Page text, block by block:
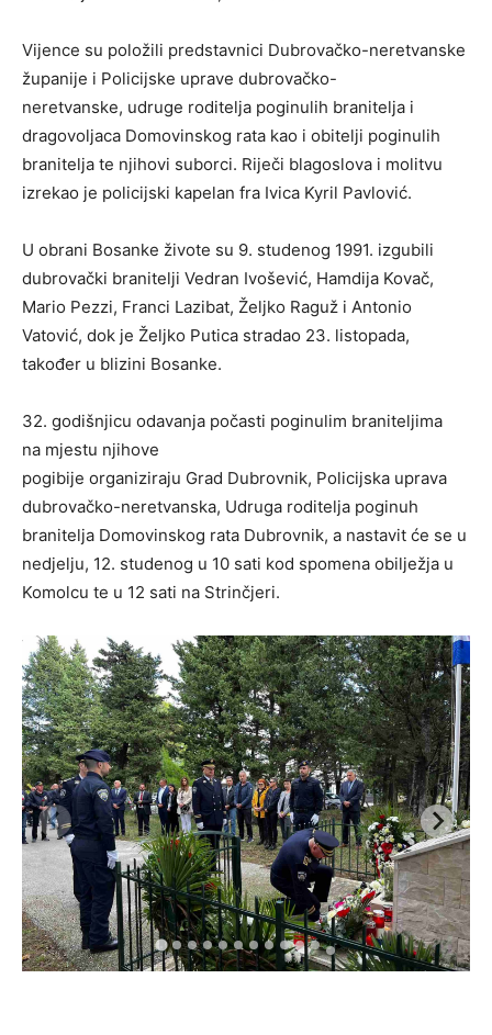
Vijence su položili predstavnici Dubrovačko-neretvanske
županije i Policijske uprave dubrovačko-
neretvanske, udruge roditelja poginulih branitelja i
dragovoljaca Domovinskog rata kao i obitelji poginulih
branitelja te njihovi suborci. Riječi blagoslova i molitvu
izrekao je policijski kapelan fra Ivica Kyril Pavlović.
U obrani Bosanke živote su 9. studenog 1991. izgubili
dubrovački branitelji Vedran Ivošević, Hamdija Kovač,
Mario Pezzi, Franci Lazibat, Željko Raguž i Antonio
Vatović, dok je Željko Putica stradao 23. listopada,
također u blizini Bosanke.
32. godišnjicu odavanja počasti poginulim braniteljima
na mjestu njihove
pogibije organiziraju Grad Dubrovnik, Policijska uprava
dubrovačko-neretvanska, Udruga roditelja poginuh
branitelja Domovinskog rata Dubrovnik, a nastavit će se u
nedjelju, 12. studenog u 10 sati kod spomena obilježja u
Komolcu te u 12 sati na Strinčjeri.